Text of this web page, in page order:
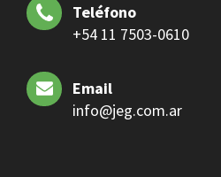
Teléfono
+54 11 7503-0610
Email
info@jeg.com.ar